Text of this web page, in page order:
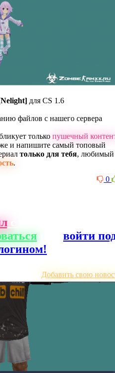
для CS 1.6
файлов с нашего сервера
только пушечный
и напишите самый топовый
только для тебя, любимый
.
0
с нашего сайта,
войти
Добавить свою